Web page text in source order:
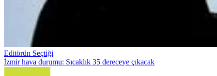
Editörün Seçtiği
İzmir hava durumu: Sıcaklık 35 dereceye çıkacak